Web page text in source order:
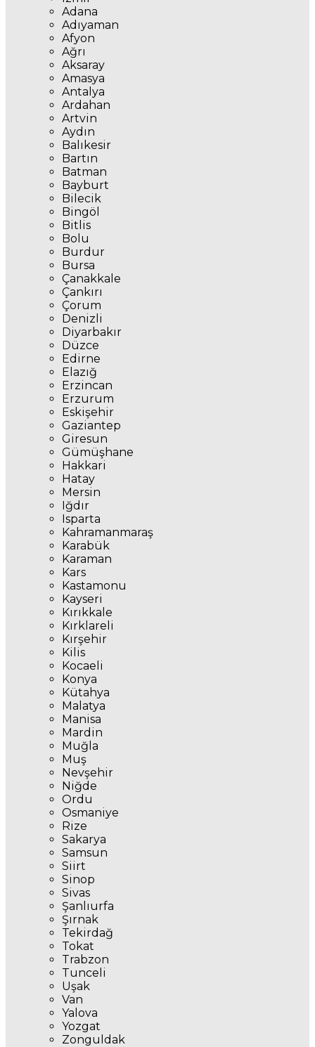
Adana
Adıyaman
Afyon
Ağrı
Aksaray
Amasya
Antalya
Ardahan
Artvin
Aydın
Balıkesir
Bartın
Batman
Bayburt
Bilecik
Bingöl
Bitlis
Bolu
Burdur
Bursa
Çanakkale
Çankırı
Çorum
Denizli
Diyarbakır
Düzce
Edirne
Elazığ
Erzincan
Erzurum
Eskişehir
Gaziantep
Giresun
Gümüşhane
Hakkari
Hatay
Mersin
Iğdır
Isparta
Kahramanmaraş
Karabük
Karaman
Kars
Kastamonu
Kayseri
Kırıkkale
Kırklareli
Kırşehir
Kilis
Kocaeli
Konya
Kütahya
Malatya
Manisa
Mardin
Muğla
Muş
Nevşehir
Niğde
Ordu
Osmaniye
Rize
Sakarya
Samsun
Siirt
Sinop
Sivas
Şanlıurfa
Şırnak
Tekirdağ
Tokat
Trabzon
Tunceli
Uşak
Van
Yalova
Yozgat
Zonguldak